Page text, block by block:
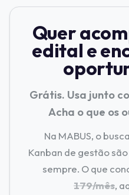
Quer
edital e
Grátis. Usa junto
Acha o que os
Na MABUS, o
Kanban de gestão são
sempre. O que
179/mês,